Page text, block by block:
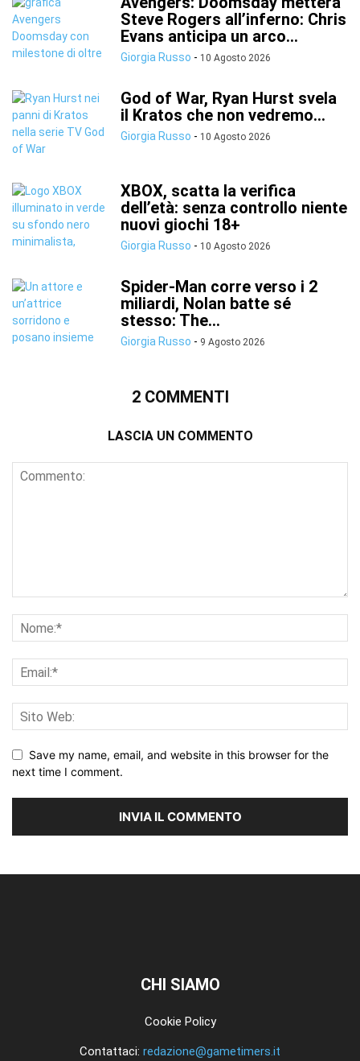
Steve Rogers all’inferno: Chris
Evans anticipa un arco...
Giorgia Russo - 10 Agosto 2026
God of War, Ryan Hurst svela
il Kratos che non vedremo...
Giorgia Russo - 10 Agosto 2026
XBOX, scatta la verifica
dell’età: senza controllo niente
nuovi giochi 18+
Giorgia Russo - 10 Agosto 2026
Spider-Man corre verso i 2
miliardi, Nolan batte sé
stesso: The...
Giorgia Russo - 9 Agosto 2026
2 COMMENTI
LASCIA UN COMMENTO
Save my name, email, and website in this browser for the
next time I comment.
CHI SIAMO
Cookie Policy
Contattaci: redazione@gametimers.it